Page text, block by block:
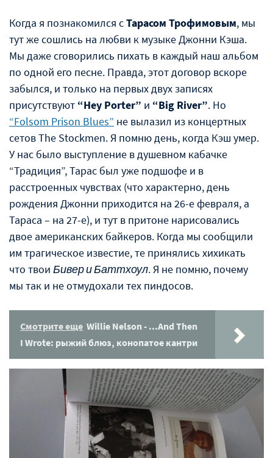
Когда я познакомился сТарасом Трофимовым, мы
тут же сошлись на любви к музыке Джонни Кэша.
Мы даже сговорились пихать в каждый наш альбом
по одной его песне. Правда, этот договор вскоре
забылся, и только на первых двух записях
присутствуют “Hey Porter” и “Big River”. Но
“Folsom Prison Blues” не вылазил из концертных
сетов The Stockmen. Я помню день, когда Кэш умер.
У нас было выступление в душевном кабачке
“Традиция”, Тарас был уже подшофе и в
расстроенных чувствах (что характерно, день
рождения Джонни приходится на 26-е февраля, а
Тараса – на 27-е), и тут в притоне нарисовались
двое американских байкеров. Когда мы сообщили
им трагическое известие, те принялись хихикать
что твои Бивер и Баттхоул. Я не помню, почему
мы так и не отмудохали тех пиндосов.
Смотрите еще Willie Nelson - ...And Then
I Wrote: рыжий блюз, конопатое кантри